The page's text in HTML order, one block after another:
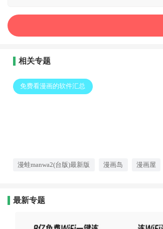
相关专题
免费看漫画的软件汇总
漫蛙manwa2(台版)最新版 漫画岛 漫画屋
最新专题